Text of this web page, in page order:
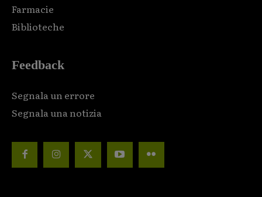
Farmacie
Biblioteche
Feedback
Segnala un errore
Segnala una notizia